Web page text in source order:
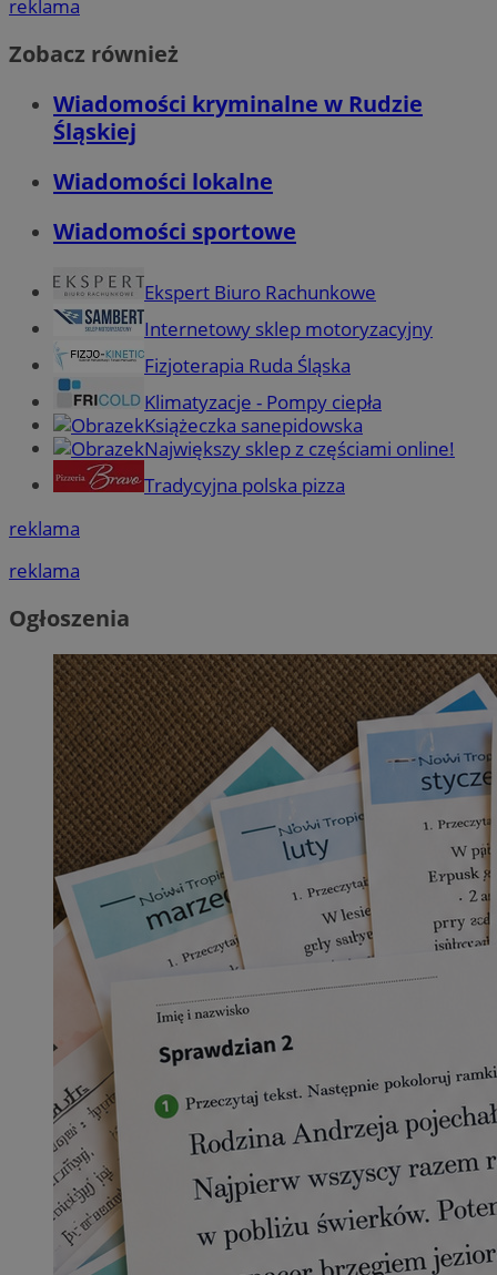
reklama
Zobacz również
Wiadomości kryminalne w Rudzie
Śląskiej
Wiadomości lokalne
Wiadomości sportowe
Ekspert Biuro Rachunkowe
Internetowy sklep motoryzacyjny
Fizjoterapia Ruda Śląska
Klimatyzacje - Pompy ciepła
Książeczka sanepidowska
Największy sklep z częściami online!
Tradycyjna polska pizza
reklama
reklama
Ogłoszenia